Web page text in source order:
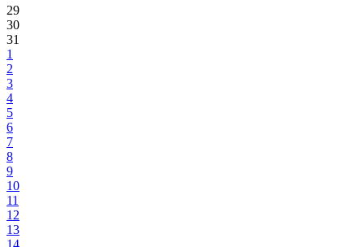
29
30
31
1
2
3
4
5
6
7
8
9
10
11
12
13